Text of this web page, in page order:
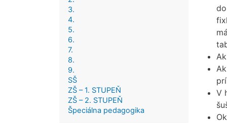
V
3.
4.
5.
6.
7.
8.
9.
SŠ
ZŠ – 1. STUPEŇ
ZŠ – 2. STUPEŇ
Špeciálna pedagogika